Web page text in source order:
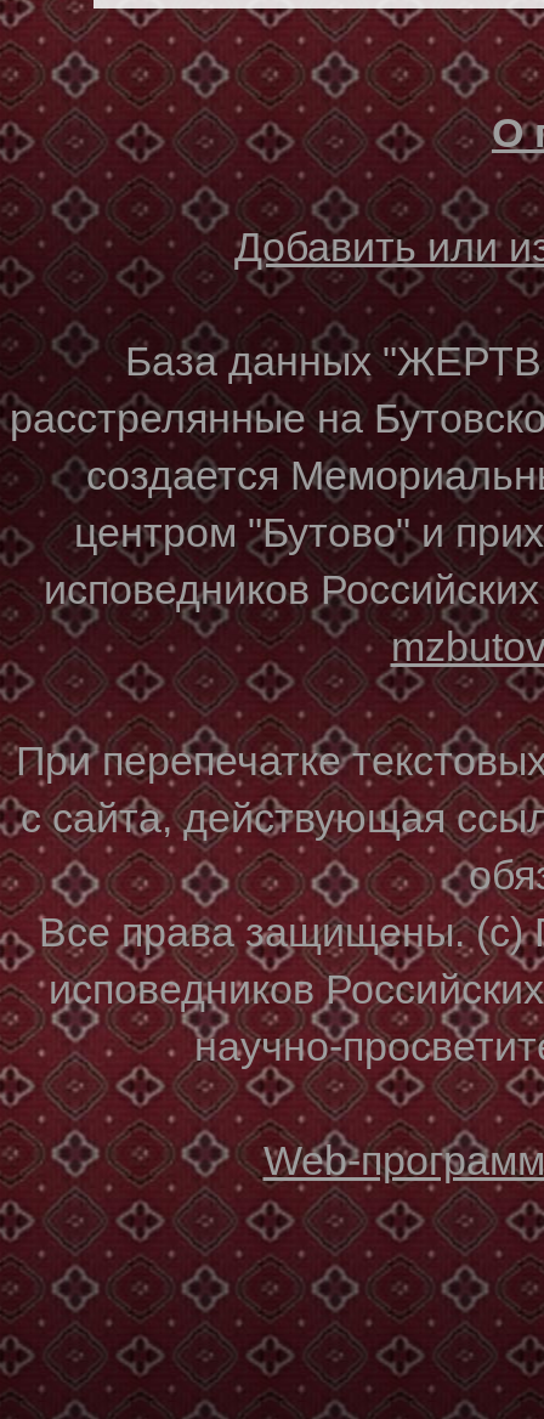
О
Добавить или
База данных
расстрелянные на
создается
центром "Бутово" и
исповедников
При перепечатке
с сайта, действующая
Все права защищены. (с)
исповедников
научно-
Web-